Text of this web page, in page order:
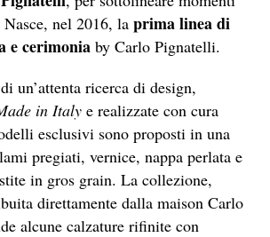
nel 2016, la prima linea di
e cerimonia by Carlo Pignatelli.
un’attenta ricerca di design,
in Italy e realizzate con cura
esclusivi sono proposti in una
pregiati, vernice, nappa perlata e
in gros grain. La collezione,
direttamente dalla maison Carlo
alcune calzature rifinite con